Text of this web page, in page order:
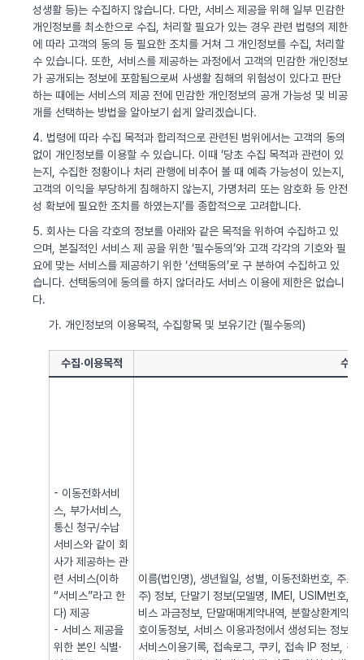
성생활 등)는 수집하지 않습니다. 다만, 서비스 제공을 위해 일부 민감한
개인정보를 최소한으로 수집, 처리할 필요가 있는 경우 관련 법령의 제한
에 따라 고객의 동의 등 필요한 조치를 거쳐 그 개인정보를 수집, 처리할
수 있습니다. 또한, 서비스를 제공하는 과정에서 고객의 민감한 개인정보
가 공개되는 정보에 포함됨으로써 사생활 침해의 위험성이 있다고 판단
하는 때에는 서비스의 제공 전에 민감한 개인정보의 공개 가능성 및 비공
개를 선택하는 방법을 알아보기 쉽게 알리겠습니다.
4. 법령에 따라 수집 목적과 합리적으로 관련된 범위에서는 고객의 동의
없이 개인정보를 이용할 수 있습니다. 이때 ‘당초 수집 목적과 관련이 있
는지, 수집한 정황이나 처리 관행에 비추어 볼 때 예측 가능성이 있는지,
고객의 이익을 부당하게 침해하지 않는지, 가명처리 또는 암호화 등 안전
성 확보에 필요한 조치를 하였는지’를 종합적으로 고려합니다.
5. 회사는 다음 각호의 정보를 아래와 같은 목적을 위하여 수집하고 있
으며, 본질적인 서비스 제 공을 위한 ‘필수동의’와 고객 각각의 기호와 필
요에 맞는 서비스를 제공하기 위한 ‘선택동의’로 구 분하여 수집하고 있
습니다. 선택동의에 동의를 하지 않더라도 서비스 이용에 제한은 없습니
다.
가. 개인정보의 이용목적, 수집항목 및 보유기간 (필수동의)
수집·이용목적 수집
- 이동전화서비
스, 부가서비스,
통신 청구/수납
서비스와 같이 회
사가 제공하는 관
련 서비스(이하
“서비스”라고 한
다) 제공
- 서비스 제공을
위한 본인 식별·
이름(법인명), 생년월일, 성별, 이동전화번호, 주
주) 정보, 단말기 정보(모델명, IMEI, USIM번호,
비스 과금정보, 단말매매계약내역, 분할상환계약
호이동정보, 서비스 이용과정에서 생성되는 정보(
서비스이용기록, 접속로그, 쿠키, 접속 IP 정보, 결